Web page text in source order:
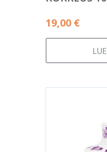
19,00 €